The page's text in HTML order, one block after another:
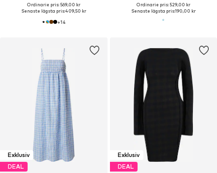
Ordinarie pris: 569,00 kr
Senaste lägsta pris:409,50 kr
+14
Ordinarie pris: 529,00 kr
Senaste lägsta pris:190,00 kr
Exklusiv
DEAL
Exklusiv
DEAL